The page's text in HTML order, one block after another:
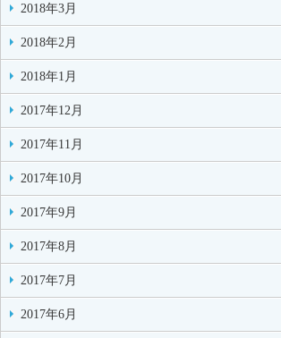
2018年3月
2018年2月
2018年1月
2017年12月
2017年11月
2017年10月
2017年9月
2017年8月
2017年7月
2017年6月